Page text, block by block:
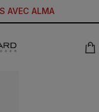
AVEC ALMA